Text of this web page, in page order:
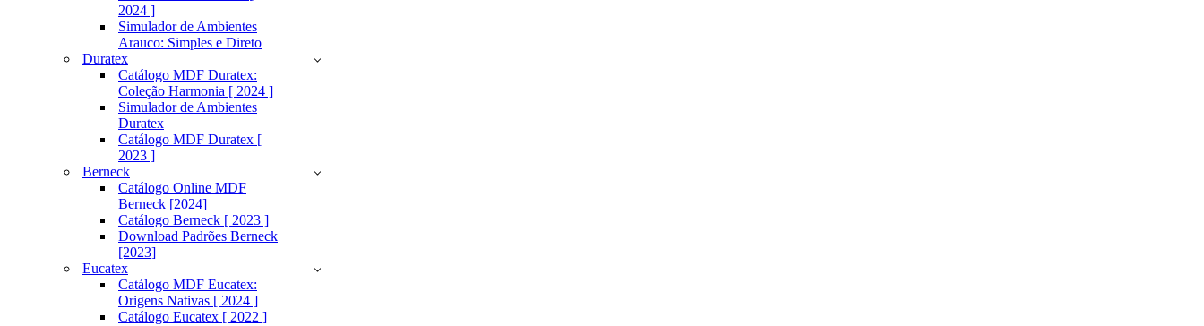
2024 ]
Simulador de Ambientes
Arauco: Simples e Direto
Duratex
Catálogo MDF Duratex:
Coleção Harmonia [ 2024 ]
Simulador de Ambientes
Duratex
Catálogo MDF Duratex [
2023 ]
Berneck
Catálogo Online MDF
Berneck [2024]
Catálogo Berneck [ 2023 ]
Download Padrões Berneck
[2023]
Eucatex
Catálogo MDF Eucatex:
Origens Nativas [ 2024 ]
Catálogo Eucatex [ 2022 ]